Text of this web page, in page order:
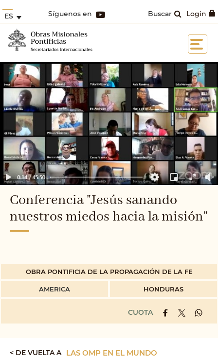
Login
Buscar
Síguenos en
ES
Conferencia "Jesús sanando
nuestros miedos hacia la misión"
OBRA PONTIFICIA DE LA PROPAGACIÓN DE LA FE
AMERICA HONDURAS
CUOTA
< DE VUELTA A LAS OMP EN EL MUNDO